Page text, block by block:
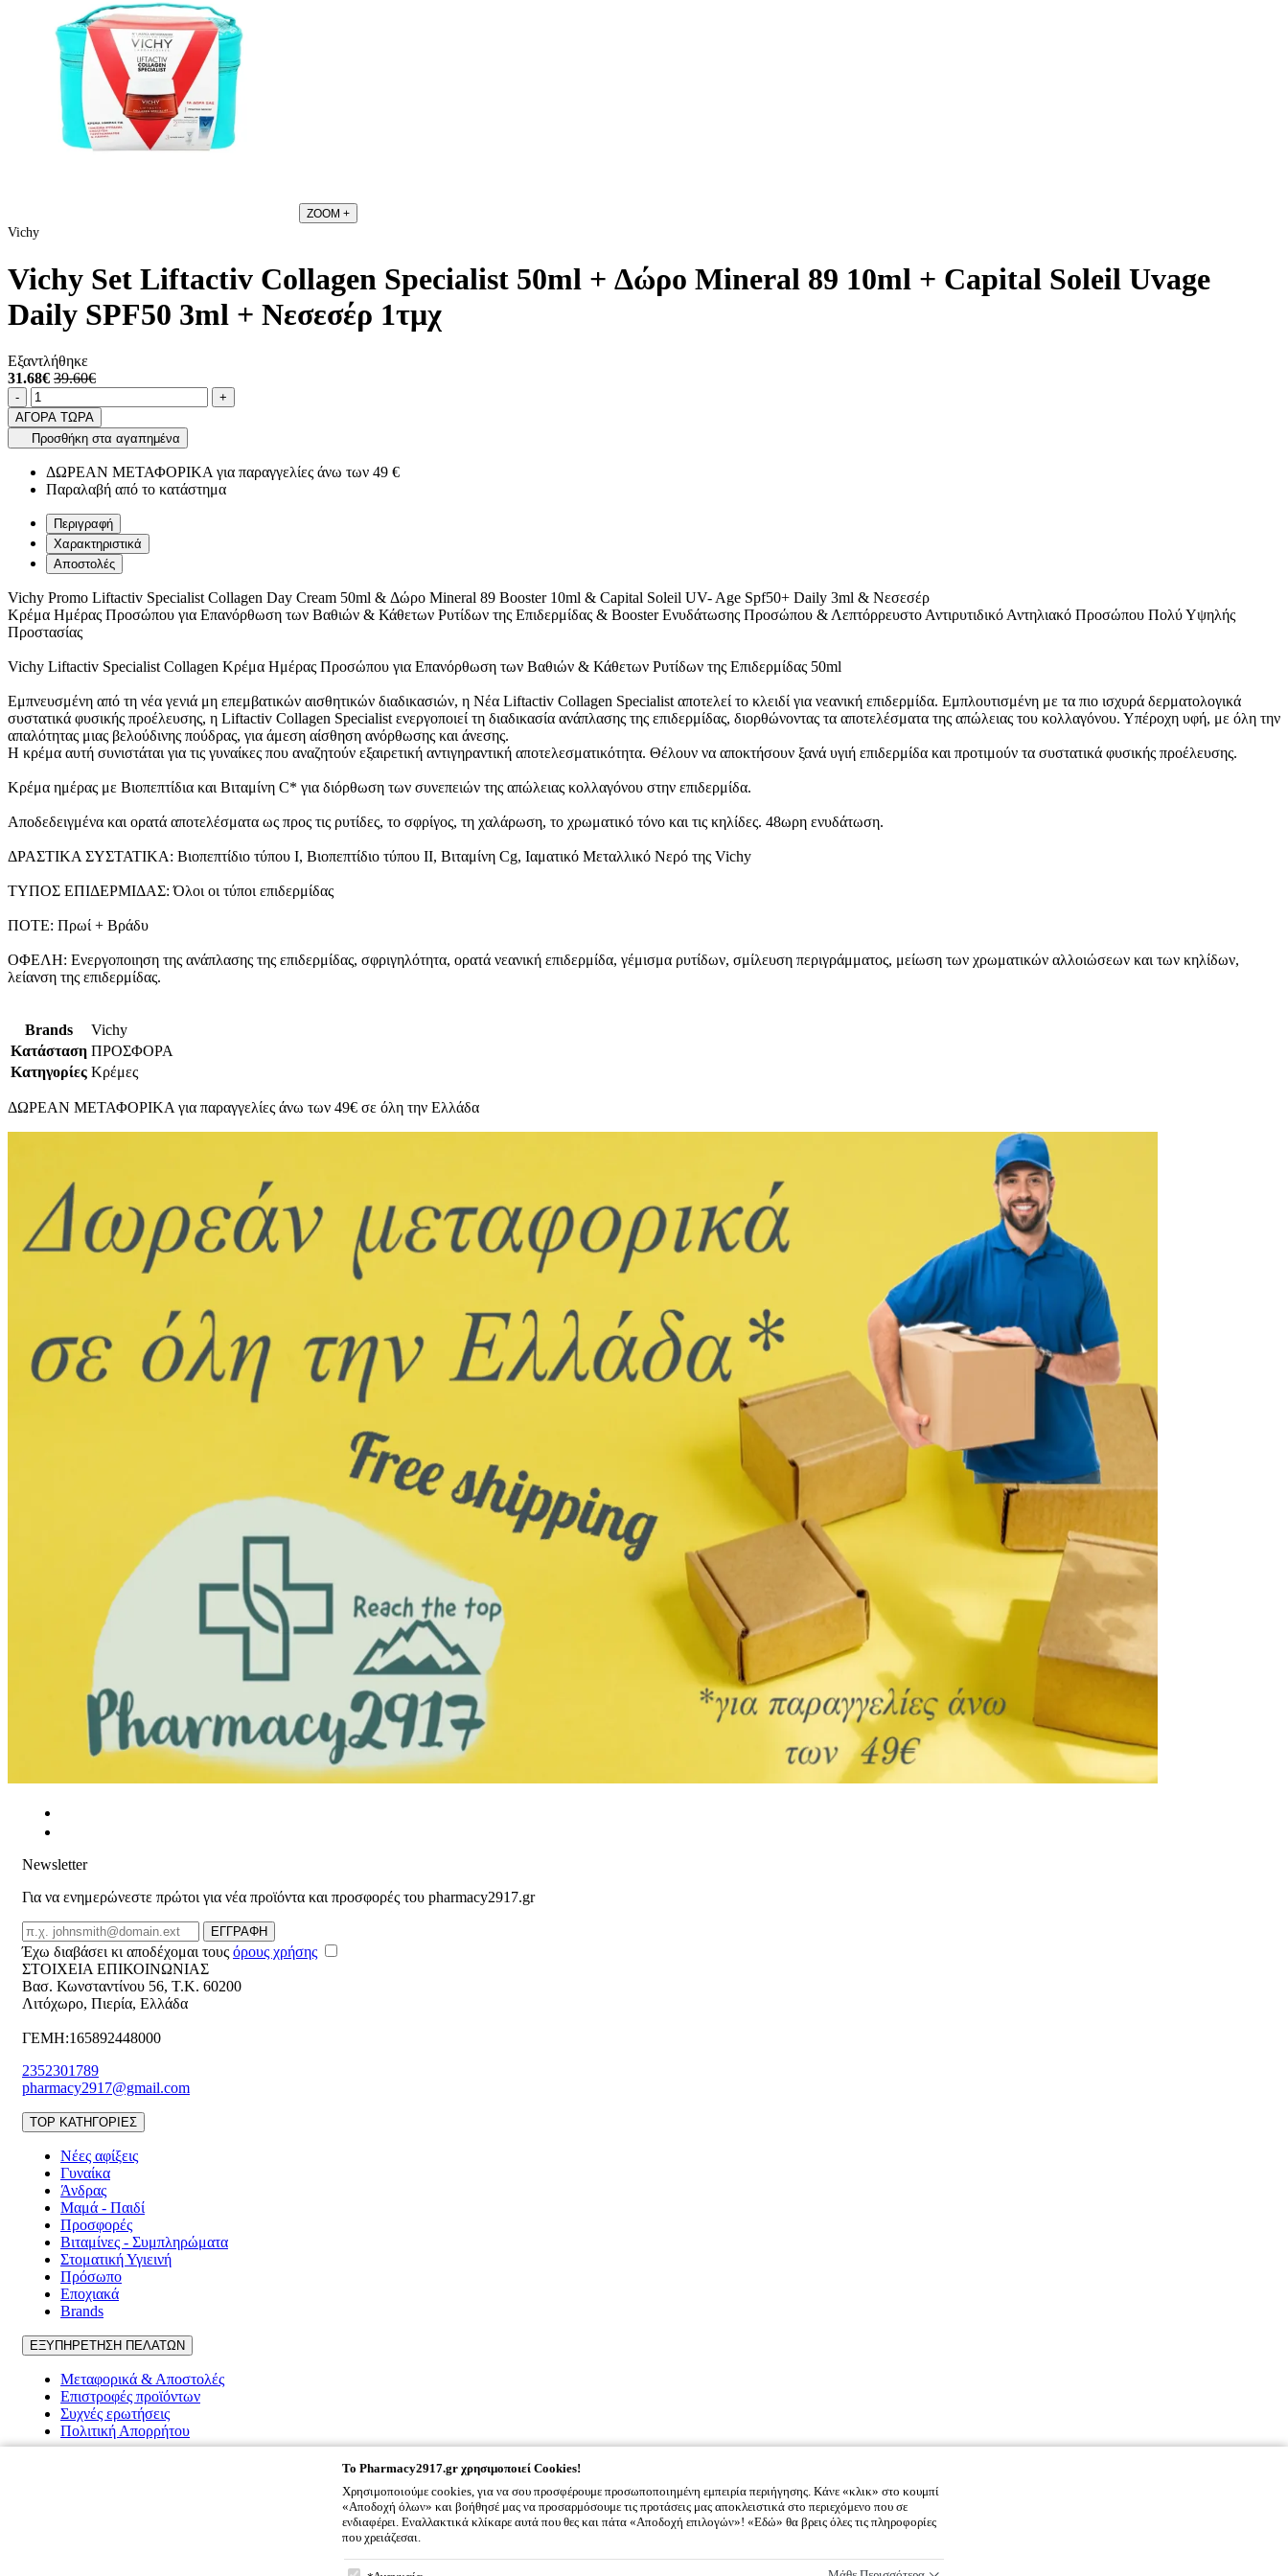
ZOOM +
Vichy
Vichy Set Liftactiv Collagen Specialist 50ml + Δώρο Mineral 89 10ml + Capital Soleil Uvage
Daily SPF50 3ml + Νεσεσέρ 1τμχ
Εξαντλήθηκε
31.68€ 39.60€
Ποσότητα
-product.increase.quantity +
ΑΓΟΡΑ ΤΩΡΑ
Προσθήκη στα αγαπημένα
ΔΩΡΕΑΝ ΜΕΤΑΦΟΡΙΚΑ για παραγγελίες άνω των 49 €
Παραλαβή από το κατάστημα
Περιγραφή
Χαρακτηριστικά
Αποστολές
Vichy Promo Liftactiv Specialist Collagen Day Cream 50ml & Δώρο Mineral 89 Booster 10ml & Capital Soleil UV- Age Spf50+ Daily 3ml & Νεσεσέρ
Κρέμα Ημέρας Προσώπου για Eπανόρθωση των Βαθιών & Κάθετων Ρυτίδων της Επιδερμίδας & Booster Ενυδάτωσης Προσώπου & Λεπτόρρευστο Αντιρυτιδικό Αντηλιακό Προσώπου Πολύ Υψηλής
Προστασίας
Vichy Liftactiv Specialist Collagen Κρέμα Ημέρας Προσώπου για Eπανόρθωση των Βαθιών & Κάθετων Ρυτίδων της Επιδερμίδας 50ml
Εμπνευσμένη από τη νέα γενιά μη επεμβατικών αισθητικών διαδικασιών, η Νέα Liftactiv Collagen Specialist αποτελεί το κλειδί για νεανική επιδερμίδα. Εμπλουτισμένη με τα πιο ισχυρά δερματολογικά
συστατικά φυσικής προέλευσης, η Liftactiv Collagen Specialist ενεργοποιεί τη διαδικασία ανάπλασης της επιδερμίδας, διορθώνοντας τα αποτελέσματα της απώλειας του κολλαγόνου. Υπέροχη υφή, με όλη την
απαλότητας μιας βελούδινης πούδρας, για άμεση αίσθηση ανόρθωσης και άνεσης.
Η κρέμα αυτή συνιστάται για τις γυναίκες που αναζητούν εξαιρετική αντιγηραντική αποτελεσματικότητα. Θέλουν να αποκτήσουν ξανά υγιή επιδερμίδα και προτιμούν τα συστατικά φυσικής προέλευσης.
Κρέμα ημέρας με Βιοπεπτίδια και Βιταμίνη C* για διόρθωση των συνεπειών της απώλειας κολλαγόνου στην επιδερμίδα.
Αποδεδειγμένα και ορατά αποτελέσματα ως προς τις ρυτίδες, το σφρίγος, τη χαλάρωση, το χρωματικό τόνο και τις κηλίδες. 48ωρη ενυδάτωση.
ΔΡΑΣΤΙΚΑ ΣΥΣΤΑΤΙΚΑ: Βιοπεπτίδιο τύπου I, Βιοπεπτίδιο τύπου II, Βιταμίνη Cg, Ιαματικό Μεταλλικό Νερό της Vichy
ΤΥΠΟΣ ΕΠΙΔΕΡΜΙΔΑΣ: Όλοι οι τύποι επιδερμίδας
ΠΟΤΕ: Πρωί + Βράδυ
ΟΦΕΛΗ: Ενεργοποιηση της ανάπλασης της επιδερμίδας, σφριγηλότητα, ορατά νεανική επιδερμίδα, γέμισμα ρυτίδων, σμίλευση περιγράμματος, μείωση των χρωματικών αλλοιώσεων και των κηλίδων,
λείανση της επιδερμίδας.
Brands
Vichy
Κατάσταση ΠΡΟΣΦΟΡΑ
Κατηγορίες Κρέμες
ΔΩΡΕΑΝ ΜΕΤΑΦΟΡΙΚΑ για παραγγελίες άνω των 49€ σε όλη την Ελλάδα
Newsletter
Για να ενημερώνεστε πρώτοι για νέα προϊόντα και προσφορές του pharmacy2917.gr
Email
ΕΓΓΡΑΦΗ
Έχω διαβάσει κι αποδέχομαι τους όρους χρήσης
ΣΤΟΙΧΕΙΑ ΕΠΙΚΟΙΝΩΝΙΑΣ
Βασ. Κωνσταντίνου 56, T.K. 60200
Λιτόχωρο, Πιερία, Ελλάδα
ΓΕΜΗ:165892448000
2352301789
pharmacy2917@gmail.com
TOP ΚΑΤΗΓΟΡΙΕΣ
Νέες αφίξεις
Γυναίκα
Άνδρας
Μαμά - Παιδί
Προσφορές
Βιταμίνες - Συμπληρώματα
Στοματική Υγιεινή
Πρόσωπο
Εποχιακά
Brands
ΕΞΥΠΗΡΕΤΗΣΗ ΠΕΛΑΤΩΝ
Μεταφορικά & Αποστολές
Επιστροφές προϊόντων
Συχνές ερωτήσεις
Πολιτική Απορρήτου
To Pharmacy2917.gr χρησιμοποιεί Cookies!
Χρησιμοποιούμε cookies, για να σου προσφέρουμε προσωποποιημένη εμπειρία περιήγησης. Κάνε «κλικ» στο κουμπί
«Αποδοχή όλων» και βοήθησέ μας να προσαρμόσουμε τις προτάσεις μας αποκλειστικά στο περιεχόμενο που σε
ενδιαφέρει. Εναλλακτικά κλίκαρε αυτά που θες και πάτα «Αποδοχή επιλογών»! «Εδώ» θα βρεις όλες τις πληροφορίες
που χρειάζεσαι.
To